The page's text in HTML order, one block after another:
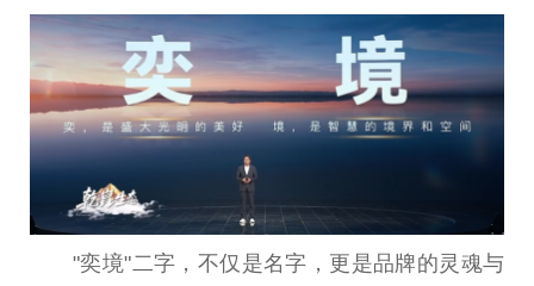
"奕境"二字，不仅是名字，更是品牌的灵魂与